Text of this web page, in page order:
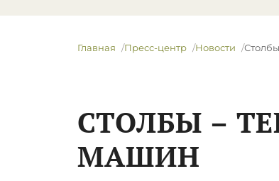
Главная Пресс-центр Новости
СТОЛБЫ –
МАШИН